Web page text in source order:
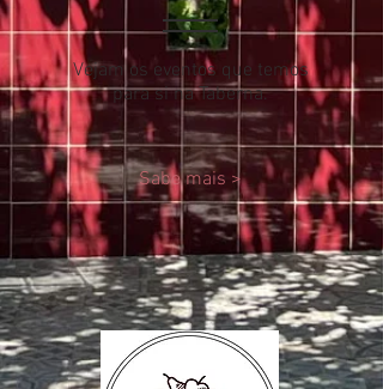
Vejam os eventos que temos
para si na Taberna.
Sabe mais >